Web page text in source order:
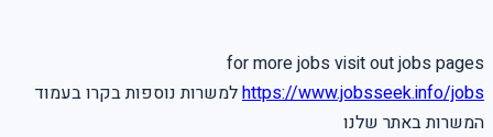
for more jobs visit out jobs pages
https://www.jobsseek.info/jobsלמשרות נוספות בקרו בעמוד
המשרות באתר שלנו